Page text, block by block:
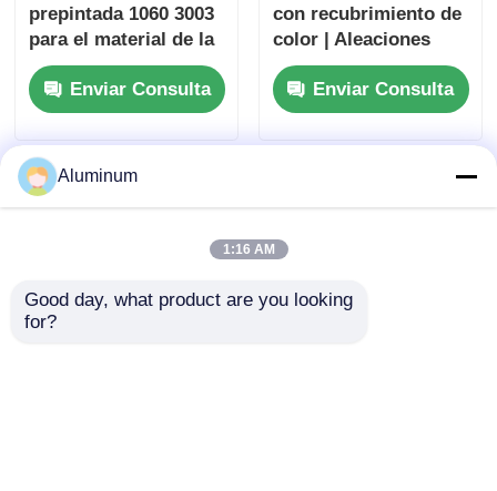
prepintada 1060 3003
para el material de la
fachada de la hoja del
tejado de la
construcción
Enviar Consulta
con recubrimiento de
color | Aleaciones
1060/3003 |
Recubrimiento
PE/PVDF |
Especializado para
Enviar Consulta
Aluminum
1:16 AM
Good day, what product are you looking
for?